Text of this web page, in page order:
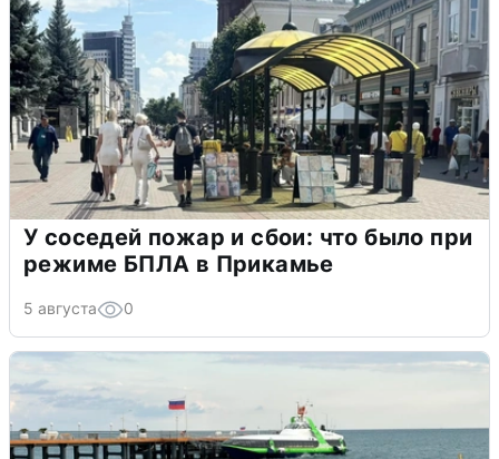
У соседей пожар и сбои: что было при
режиме БПЛА в Прикамье
5 августа 0